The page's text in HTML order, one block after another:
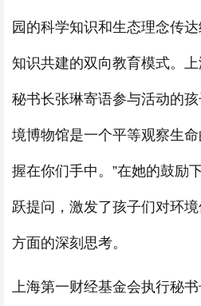
园的科学知识和生态理念传
知识共建的双向教育模式。
秘书长张琳寄语参与活动的
境博物馆是一个平等观察生
握在你们手中。”在她的鼓励
跃提问，激发了孩子们对环
方面的深刻思考。
上海第一财经基金会执行秘